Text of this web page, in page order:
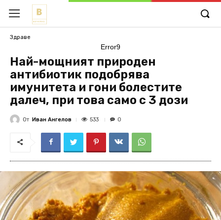
Здраве
Error9
Най-мощният природен
антибиотик подобрява
имунитета и гони болестите
далеч, при това само с 3 дози
От Иван Ангелов 533 0